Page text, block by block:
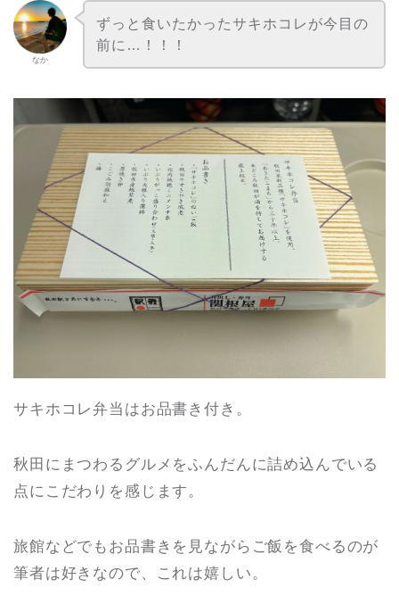
なか
ずっと食いたかったサキホコレが今目の
前に…！！！
サキホコレ弁当はお品書き付き。
秋田にまつわるグルメをふんだんに詰め込んでいる
点にこだわりを感じます。
旅館などでもお品書きを見ながらご飯を食べるのが
筆者は好きなので、これは嬉しい。